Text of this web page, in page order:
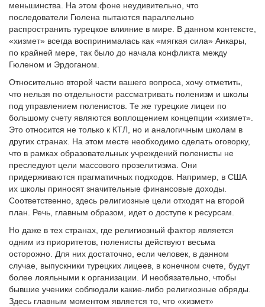
меньшинства. На этом фоне неудивительно, что
последователи Гюлена пытаются параллельно
распространить турецкое влияние в мире. В данном контексте,
«хизмет» всегда воспринималась как «мягкая сила» Анкары,
по крайней мере, так было до начала конфликта между
Гюленом и Эрдоганом.
Относительно второй части вашего вопроса, хочу отметить,
что нельзя по отдельности рассматривать гюленизм и школы
под управлением гюленистов. Те же турецкие лицеи по
большому счету являются воплощением концепции «хизмет».
Это относится не только к КТЛ, но и аналогичным школам в
других странах. На этом месте необходимо сделать оговорку,
что в рамках образовательных учреждений гюленисты не
преследуют цели массового прозелитизма. Они
придерживаются прагматичных подходов. Например, в США
их школы приносят значительные финансовые доходы.
Соответственно, здесь религиозные цели отходят на второй
план. Речь, главным образом, идет о доступе к ресурсам.
Но даже в тех странах, где религиозный фактор является
одним из приоритетов, гюленисты действуют весьма
осторожно. Для них достаточно, если человек, в данном
случае, выпускники турецких лицеев, в конечном счете, будут
более лояльными к организации. И необязательно, чтобы
бывшие ученики соблюдали какие-либо религиозные обряды.
Здесь главным моментом является то, что «хизмет»